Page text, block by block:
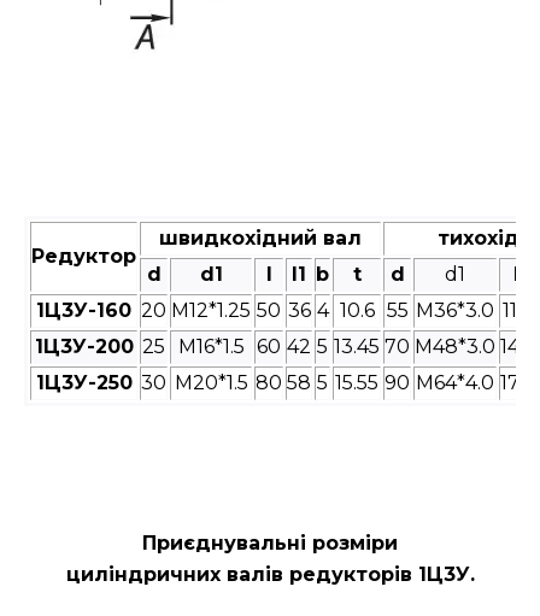
Редуктор
швидкохідний вал
d
d1 l l1 b t d d1
l
1Ц3У-160 20 M12*1.25 50 36 4 10.6 55 M36*3.0 110
1Ц3У-200 25 M16*1.5 60 42 5 13.45 70 M48*3.0 140
1Ц3У-250 30 M20*1.5 80 58 5 15.55 90 M64*4.0 170
Приєднувальні розміри
циліндричних валів редукторів 1Ц3У.